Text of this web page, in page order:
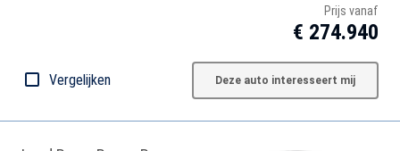
Prijs vanaf
€ 274.940
Vergelijken Deze auto interesseert mij